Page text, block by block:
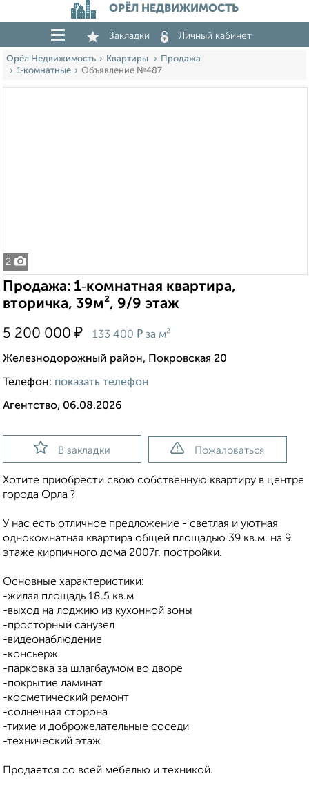
ОРЁЛ НЕДВИЖИМОСТЬ
Закладки Личный кабинет
Орёл Недвижимость Квартиры
Продажа
1‑комнатные
Объявление №487
2
Продажа: 1‑комнатная квартира,
вторичка, 39м², 9/9 этаж
5 200 000 ₽ 133 400 ₽ за м²
Железнодорожный район, Покровская 20
Телефон: показать телефон
Агентство, 06.08.2026
В закладки Пожаловаться
Хотите приобрести свою собственную квартиру в центре
города Орла ?
У нас есть отличное предложение - светлая и уютная
однокомнатная квартира общей площадью 39 кв.м. на 9
этаже кирпичного дома 2007г. постройки.
Основные характеристики:
-жилая площадь 18.5 кв.м
-выход на лоджию из кухонной зоны
-просторный санузел
-видеонаблюдение
-консьерж
-парковка за шлагбаумом во дворе
-покрытие ламинат
-косметический ремонт
-солнечная сторона
-тихие и доброжелательные соседи
-технический этаж
Продается со всей мебелью и техникой.